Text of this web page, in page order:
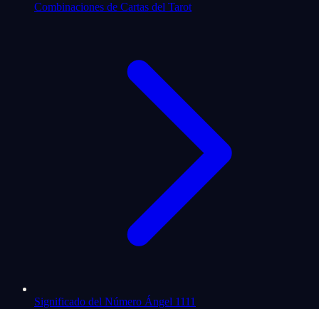
Combinaciones de Cartas del Tarot
Significado del Número Ángel 1111